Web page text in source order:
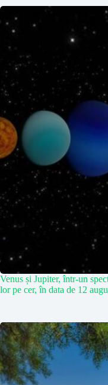
Venus și Jupiter, într-un
lor pe cer, în data de 12